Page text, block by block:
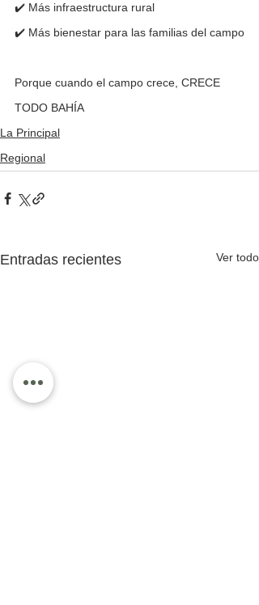
✔️ Más infraestructura rural
✔️ Más bienestar para las familias del campo
Porque cuando el campo crece, CRECE
TODO BAHÍA
La Principal
Regional
Entradas recientes Ver todo